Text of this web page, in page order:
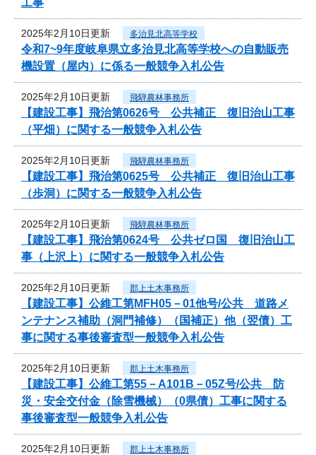
2025年2月10日更新 多治見北高等学校
令和7~9年度岐阜県立多治見北高等学校への自動販売
機設置（屋内）に係る一般競争入札公告
2025年2月10日更新 飛騨農林事務所
【建設工事】飛治第0626号 公共補正 復旧治山工事
（平畑）に関する一般競争入札公告
2025年2月10日更新 飛騨農林事務所
【建設工事】飛治第0625号 公共補正 復旧治山工事
（歩洞）に関する一般競争入札公告
2025年2月10日更新 飛騨農林事務所
【建設工事】飛治第0624号 公共ゼロ国 復旧治山工
事（上沢上）に関する一般競争入札公告
2025年2月10日更新 郡上土木事務所
【建設工事】公維工第MFH05－01他号/公共 道路メ
ンテナンス補助（洞門補修）（国補正）他（翌債）工
事に関する事後審査型一般競争入札公告
2025年2月10日更新 郡上土木事務所
【建設工事】公維工第55－A101B－05Z号/公共 防
災・安全交付金（除雪機械）（0県債）工事に関する
事後審査型一般競争入札公告
2025年2月10日更新 郡上土木事務所